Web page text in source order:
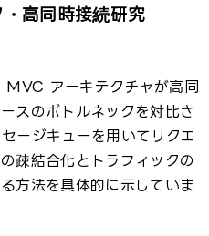
高同時接続研究
MVC アーキテクチャが高同
スのボトルネックを対比さ
ージキューを用いてリクエ
疎結合化とトラフィックの
方法を具体的に示していま